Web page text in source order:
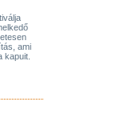
ami
kapuit.